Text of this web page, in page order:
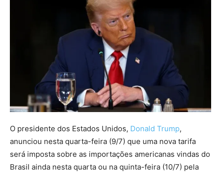
O presidente dos Estados Unidos, Donald Trump,
anunciou nesta quarta-feira (9/7) que uma nova tarifa
será imposta sobre as importações americanas vindas do
Brasil ainda nesta quarta ou na quinta-feira (10/7) pela